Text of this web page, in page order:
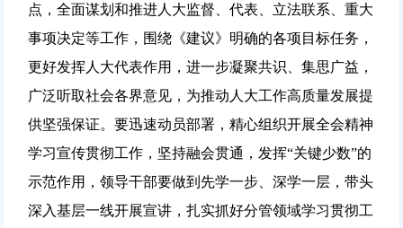
点，全面谋划和推进人大监督、代表、立法联系、重大
事项决定等工作，围绕《建议》明确的各项目标任务，
更好发挥人大代表作用，进一步凝聚共识、集思广益，
广泛听取社会各界意见，为推动人大工作高质量发展提
供坚强保证。要迅速动员部署，精心组织开展全会精神
学习宣传贯彻工作，坚持融会贯通，发挥“关键少数”的
示范作用，领导干部要做到先学一步、深学一层，带头
深入基层一线开展宣讲，扎实抓好分管领域学习贯彻工